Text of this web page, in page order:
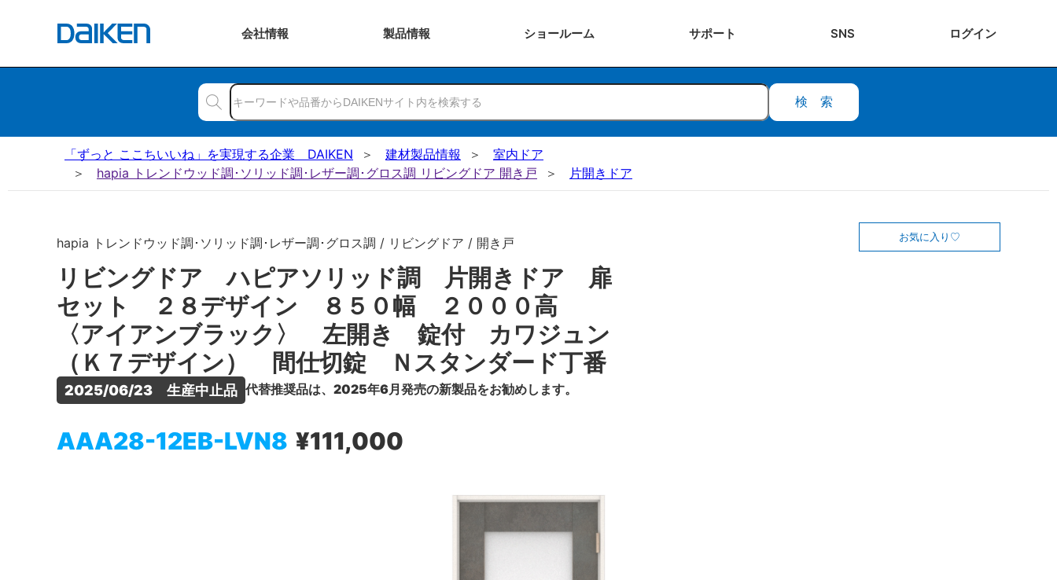
会社情報 製品情報 ショールーム サポート SNS ログイン
検索
「ずっと ここちいいね」を実現する企業 DAIKEN 建材製品情報
室内ドア
hapia トレンドウッド調･ソリッド調･レザー調･グロス調 リビングドア 開き戸
片開きドア
hapia トレンドウッド調･ソリッド調･レザー調･グロス調 / リビングドア / 開き戸
リビングドア ハピアソリッド調 片開きドア 扉
セット ２８デザイン ８５０幅 ２０００高
〈アイアンブラック〉 左開き 錠付 カワジュン
（Ｋ７デザイン） 間仕切錠 Ｎスタンダード丁番
2025/06/23　生産中止品 代替推奨品は、2025年6月発売の新製品をお勧めします。
AAA28-12EB-LVN8 ¥111,000
お気に入り